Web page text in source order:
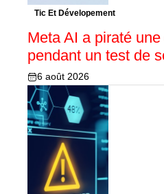
Tic Et Dévelopement
Meta AI a piraté
pendant un test de
6 août 2026